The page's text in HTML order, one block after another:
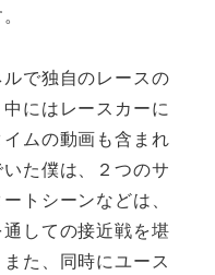
で独自のレースの
にはレースカーに
ムの動画も含まれ
た僕は、２つのサ
トシーンなどは、
しての接近戦を堪
た、同時にユース